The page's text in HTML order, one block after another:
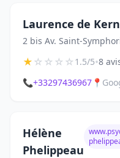
Laurence de
2 bis Av. Saint-
★☆☆☆☆1.5/5•8
📞+33297436967 📍
Hélène
Phelippeau